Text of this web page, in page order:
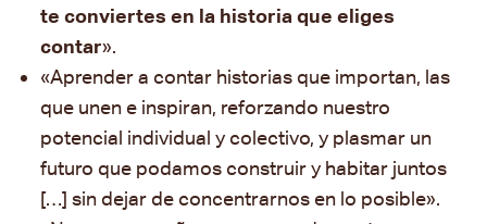
te conviertes en la historia que eliges
contar».
«Aprender a contar historias que importan, las
que unen e inspiran, reforzando nuestro
potencial individual y colectivo, y plasmar un
futuro que podamos construir y habitar juntos
[…] sin dejar de concentrarnos en lo posible».